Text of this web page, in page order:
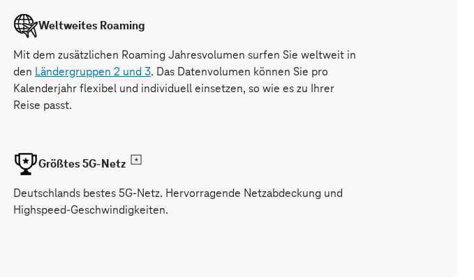
Weltweites Roaming
Mit dem zusätzlichen Roaming Jahresvolumen surfen Sie weltweit in
den Ländergruppen 2 und 3-
Ö
e
i
. Das Datenvolumen können Sie pro
Kalenderjahr flexibel und individuell einsetzen, so wie es zu Ihrer
Reise passt.
Größtes 5G-Netz
Deutschlands bestes 5G-Netz. Hervorragende Netzabdeckung und
Highspeed-Geschwindigkeiten.